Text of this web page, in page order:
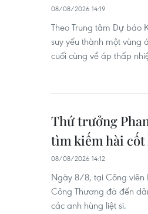
08/08/2026 14:19
Theo Trung tâm Dự báo
suy yếu thành một vùng
cuối cùng về áp thấp
Thứ trưởng
tìm kiếm hài cốt
08/08/2026 14:12
Ngày 8/8, tại Công viên
Công Thương đã đến
các anh hùng liệt sĩ.